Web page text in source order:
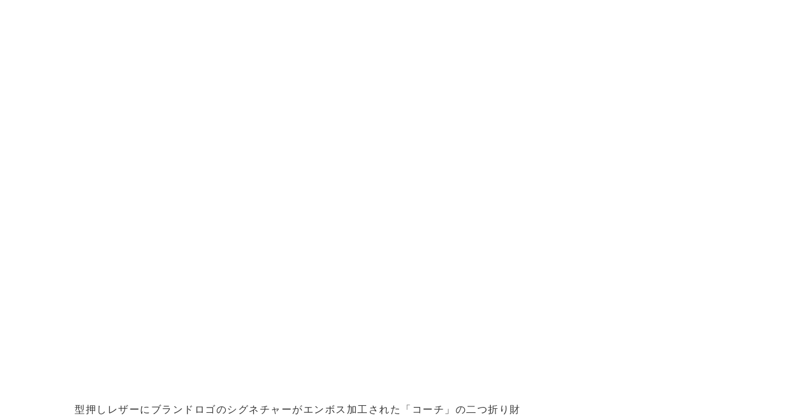
型押しレザーにブランドロゴのシグネチャーがエンボス加工された「コーチ」の二つ折り財